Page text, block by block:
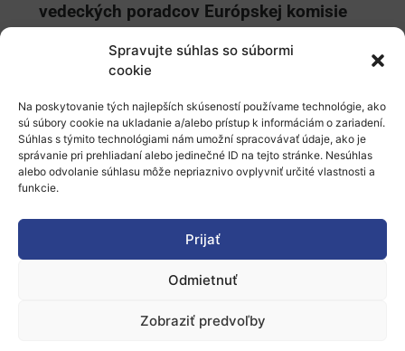
Spravujte súhlas so súbormi
cookie
Na poskytovanie tých najlepších skúseností používame technológie, ako
sú súbory cookie na ukladanie a/alebo prístup k informáciám o zariadení.
Súhlas s týmito technológiami nám umožní spracovávať údaje, ako je
správanie pri prehliadaní alebo jedinečné ID na tejto stránke. Nesúhlas
alebo odvolanie súhlasu môže nepriaznivo ovplyvniť určité vlastnosti a
funkcie.
Prijať
Odmietnuť
Zobraziť predvoľby
vedeckých poradcov Európskej komisie
Využite cestovné granty do výšky 1000,-
EUR na osobu na jedno z
nadchádzajúcich partnerských podujatí
Zapojte sa do dotazníkového prieskumu o
motívoch a bariérach účasti slovenských